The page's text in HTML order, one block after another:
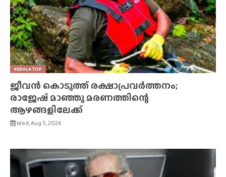
KERALA TOP
ജീവൻ കൊടുത്ത് രക്ഷാപ്രവർത്തനം;
രാജേഷ് മാഞ്ഞു മരണത്തിന്റെ
ആഴങ്ങളിലേക്ക്
Wed, Aug 5, 2026